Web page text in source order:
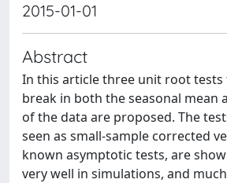
2015-01-01
Abstract
In this article three unit root
break in both the seasonal mean
of the data are proposed. The
seen as small-sample corrected
known asymptotic tests, are
very well in simulations, and